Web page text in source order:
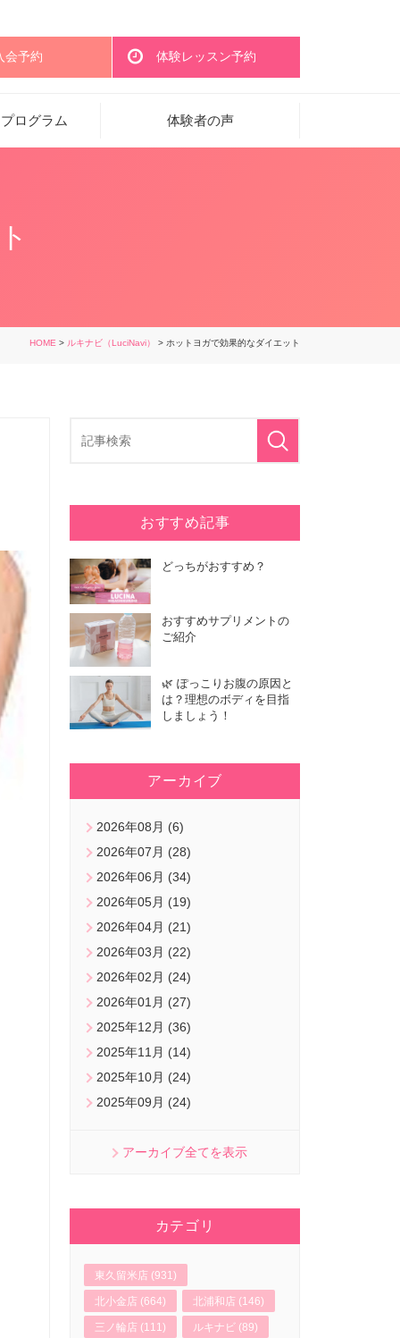
会予約 体験レッスン予約
ログラム 体験者の声
HOME > ルキナビ（LuciNavi） > ホットヨガで効果的なダイエット
おすすめ記事
どっちがおすすめ？
おすすめサプリメントの
ご紹介
🌿 ぽっこりお腹の原因と
は？理想のボディを目指
しましょう！
アーカイブ
2026年08月 (6)
2026年07月 (28)
2026年06月 (34)
2026年05月 (19)
2026年04月 (21)
2026年03月 (22)
2026年02月 (24)
2026年01月 (27)
2025年12月 (36)
2025年11月 (14)
2025年10月 (24)
2025年09月 (24)
アーカイブ全てを表示
カテゴリ
東久留米店 (931)
北小金店 (664) 北浦和店 (146)
三ノ輪店 (111) ルキナビ (89)